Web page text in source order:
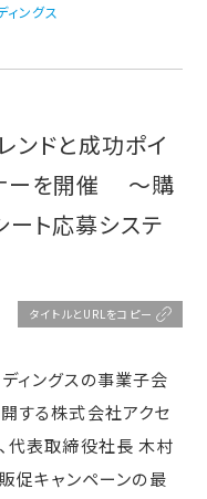
ィングス
ンドと成功ポイ
ーを開催 ～購
ト応募システ
タイトルとURLをコピー
ィングスの事業子会
する株式会社アクセ
代表取締役社長 木村
促キャンペーンの最